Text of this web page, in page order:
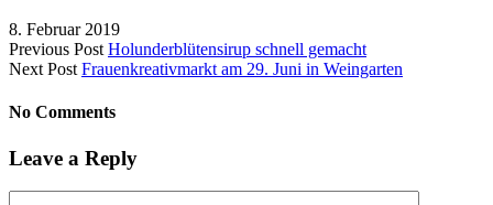
8. Februar 2019
Previous Post Holunderblütensirup schnell gemacht
Next Post Frauenkreativmarkt am 29. Juni in Weingarten
No Comments
Leave a Reply